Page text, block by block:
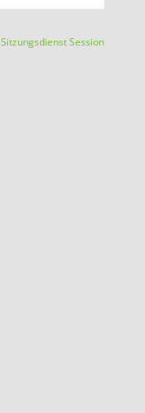
SitzungsdienstSession(Wird in